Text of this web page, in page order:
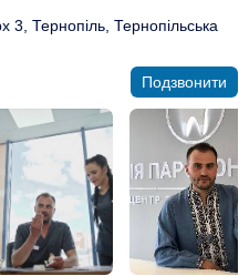
3, Тернопіль, Тернопільська
Подзвонити